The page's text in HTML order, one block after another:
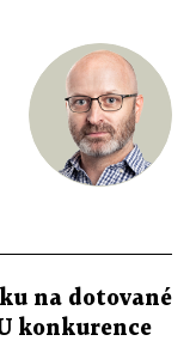
na dotované
konkurence